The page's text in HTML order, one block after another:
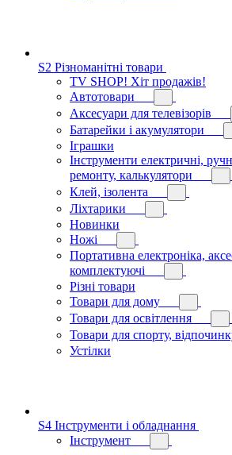
S2 Різноманітні товари
TV SHOP! Хіт продажів!
Автотовари
Аксесуари для телевізорів
Батарейки і акумулятори
Іграшки
Інструменти електричні,
ремонту, калькулятори
Клей, ізолента
Ліхтарики
Новинки
Ножі
Портативна електроніка,
комплектуючі
Різні товари
Товари для дому
Товари для освітлення
Товари для спорту,
Устілки
S4 Інструменти і обладнання
Інструмент